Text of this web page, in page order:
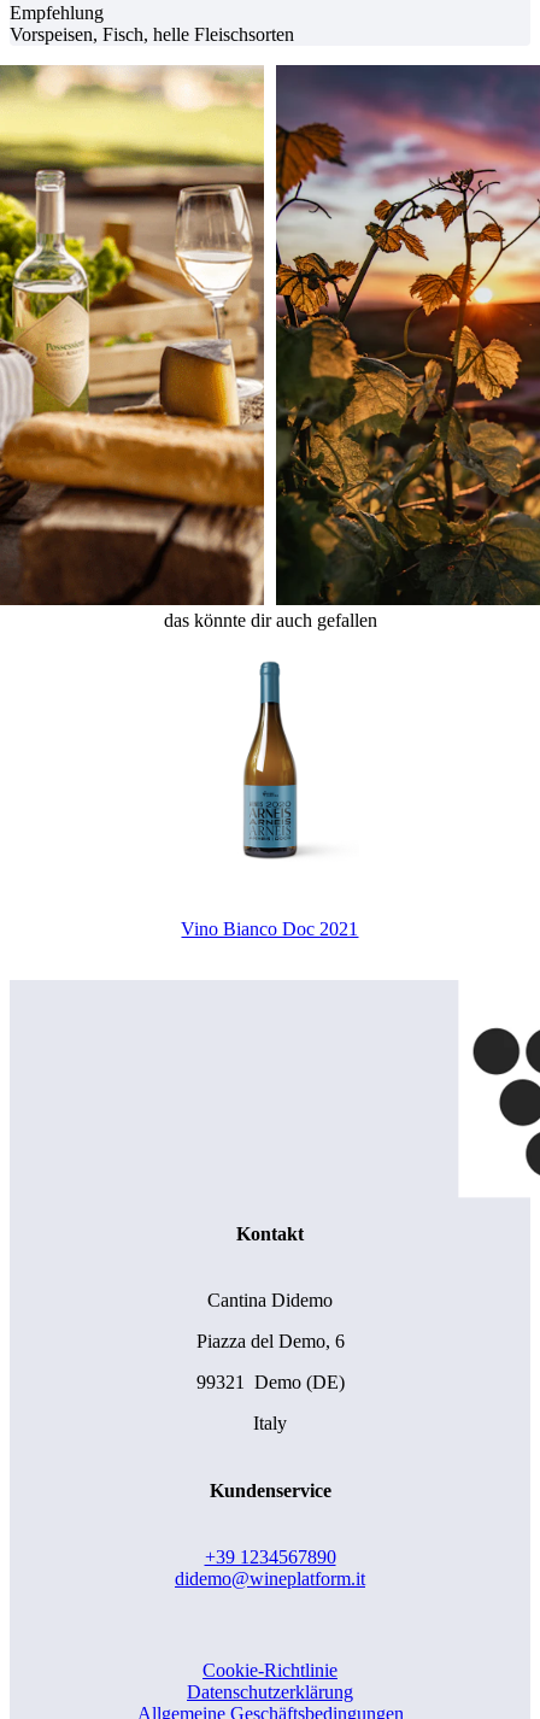
Empfehlung
Vorspeisen, Fisch, helle Fleischsorten
das könnte dir auch gefallen
Vino Bianco Doc 2021
Kontakt
Cantina Didemo
Piazza del Demo, 6
99321 Demo (DE)
Italy
Kundenservice
+39 1234567890
didemo@wineplatform.it
Cookie-Richtlinie
Datenschutzerklärung
Allgemeine Geschäftsbedingungen